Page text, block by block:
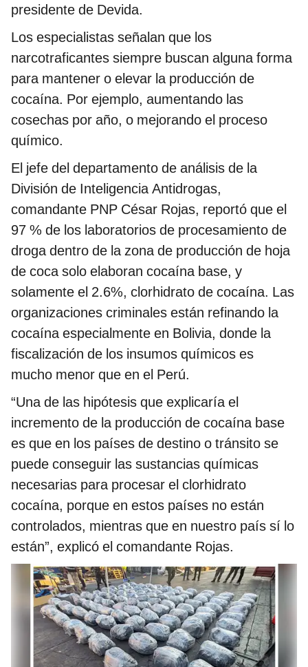
presidente de Devida.
Los especialistas señalan que los
narcotraficantes siempre buscan alguna forma
para mantener o elevar la producción de
cocaína. Por ejemplo, aumentando las
cosechas por año, o mejorando el proceso
químico.
El jefe del departamento de análisis de la
División de Inteligencia Antidrogas,
comandante PNP César Rojas, reportó que el
97 % de los laboratorios de procesamiento de
droga dentro de la zona de producción de hoja
de coca solo elaboran cocaína base, y
solamente el 2.6%, clorhidrato de cocaína. Las
organizaciones criminales están refinando la
cocaína especialmente en Bolivia, donde la
fiscalización de los insumos químicos es
mucho menor que en el Perú.
“Una de las hipótesis que explicaría el
incremento de la producción de cocaína base
es que en los países de destino o tránsito se
puede conseguir las sustancias químicas
necesarias para procesar el clorhidrato
cocaína, porque en estos países no están
controlados, mientras que en nuestro país sí lo
están”, explicó el comandante Rojas.